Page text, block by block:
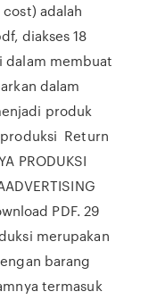
adalah
diakses 18
dalam membuat
dalam
produk
Return
PRODUKSI
PDF. 29
merupakan
barang
termasuk